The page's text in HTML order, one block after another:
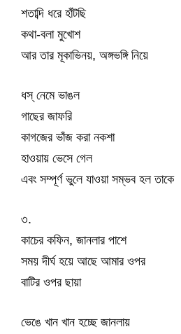
শতাব্দি ধরে হাঁটছি
কথা-বলা মুখোশ
আর তার মূকাভিনয়, অঙ্গভঙ্গি নিয়ে
ধস্‌ নেমে ভাঙল
গাছের জাফরি
কাগজের ভাঁজ করা নকশা
হাওয়ায় ভেসে গেল
এবং সম্পূর্ণ ভুলে যাওয়া সম্ভব হল তাকে
৩.
কাচের কফিন, জানলার পাশে
সময় দীর্ঘ হয়ে আছে আমার ওপর
বাটির ওপর ছায়া
ভেঙে খান খান হচ্ছে জানলায়